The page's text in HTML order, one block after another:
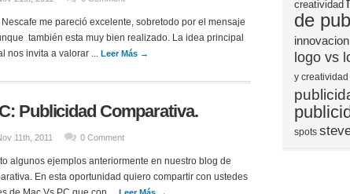
me pareció excelente, sobretodo por el mensaje
también esta muy bien realizado. La idea principal
nos invita a valorar ... Leer Más →
Publicidad Comparativa.
11th, 2011 0 Comment
algunos ejemplos anteriormente en nuestro blog de
En esta oportunidad quiero compartir con ustedes
creatividad
de
innovacion
logo vs
y creatividad
spots